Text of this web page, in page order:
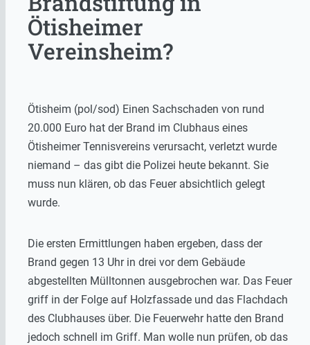
Ötisheimer
Vereinsheim?
Ötisheim (pol/sod) Einen Sachschaden von rund
20.000 Euro hat der Brand im Clubhaus eines
Ötisheimer Tennisvereins verursacht, verletzt wurde
niemand – das gibt die Polizei heute bekannt. Sie
muss nun klären, ob das Feuer absichtlich gelegt
wurde.
Die ersten Ermittlungen haben ergeben, dass der
Brand gegen 13 Uhr in drei vor dem Gebäude
abgestellten Mülltonnen ausgebrochen war. Das Feuer
griff in der Folge auf Holzfassade und das Flachdach
des Clubhauses über. Die Feuerwehr hatte den Brand
jedoch schnell im Griff. Man wolle nun prüfen, ob das